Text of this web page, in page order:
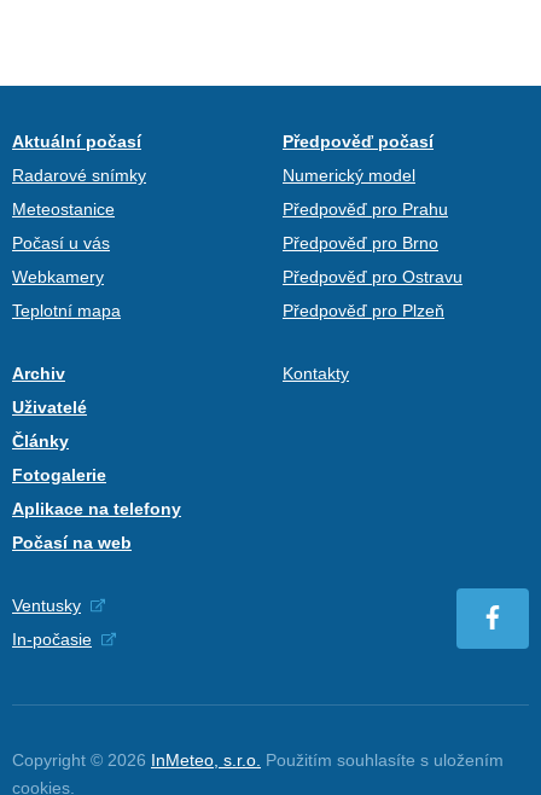
Aktuální počasí
Radarové snímky
Meteostanice
Počasí u vás
Webkamery
Teplotní mapa
Předpověď počasí
Numerický model
Předpověď pro Prahu
Předpověď pro Brno
Předpověď pro Ostravu
Předpověď pro Plzeň
Archiv
Uživatelé
Články
Fotogalerie
Aplikace na telefony
Počasí na web
Kontakty
Ventusky
In-počasie
Copyright © 2026 InMeteo, s.r.o. Použitím souhlasíte s uložením
cookies